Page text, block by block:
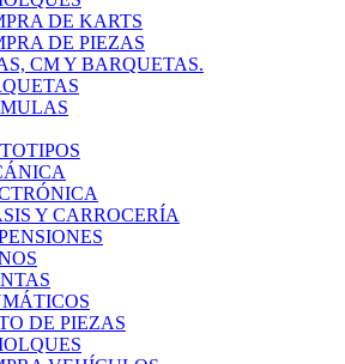
DE KARTS
DE PIEZAS
CM Y BARQUETAS.
Y CARROCERÍA
DE PIEZAS